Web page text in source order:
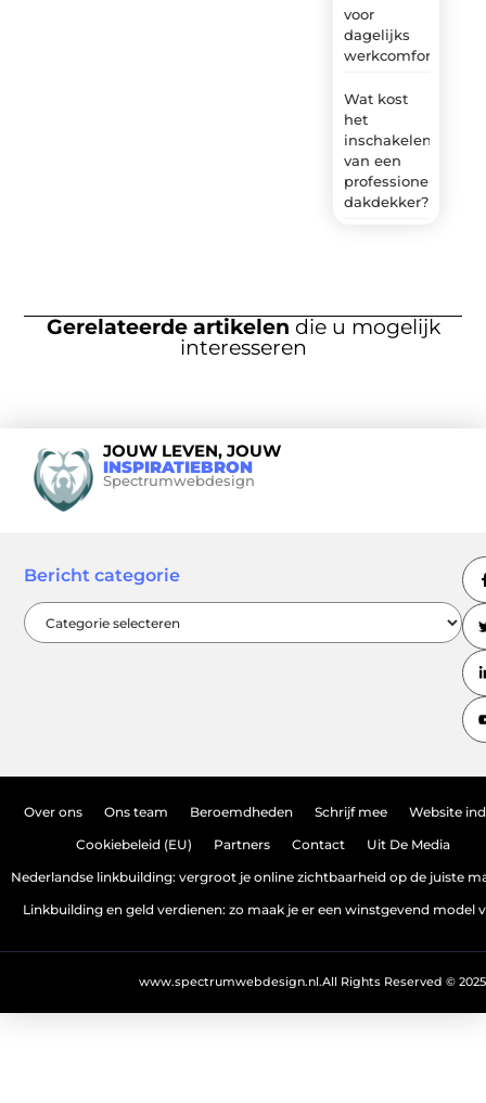
voor
dagelijks
werkcomfort
Wat kost
het
inschakelen
van een
professionele
dakdekker?
Gerelateerde artikelen die u mogelijk
interesseren
JOUW LEVEN, JOUW
INSPIRATIEBRON
Spectrumwebdesign
Bericht categorie
Over ons Ons team Beroemdheden Schrijf mee Website
Cookiebeleid (EU) Partners Contact Uit De Media
Nederlandse linkbuilding: vergroot je online zichtbaarheid op de juiste
Linkbuilding en geld verdienen: zo maak je er een winstgevend model
All Rights Reserved © 2025
www.spectrumwebdesign.nl.